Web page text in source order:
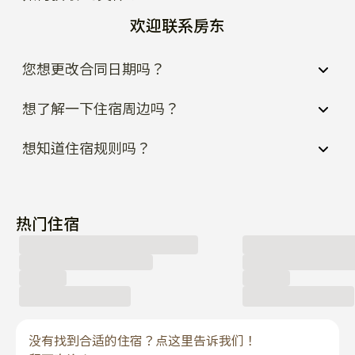
欢迎联系房东
您想更改合同日期吗？
想了解一下住宿周边吗？
想知道住宿规则吗？
热门住宿
没有找到合适的住宿？点这里告诉我们！